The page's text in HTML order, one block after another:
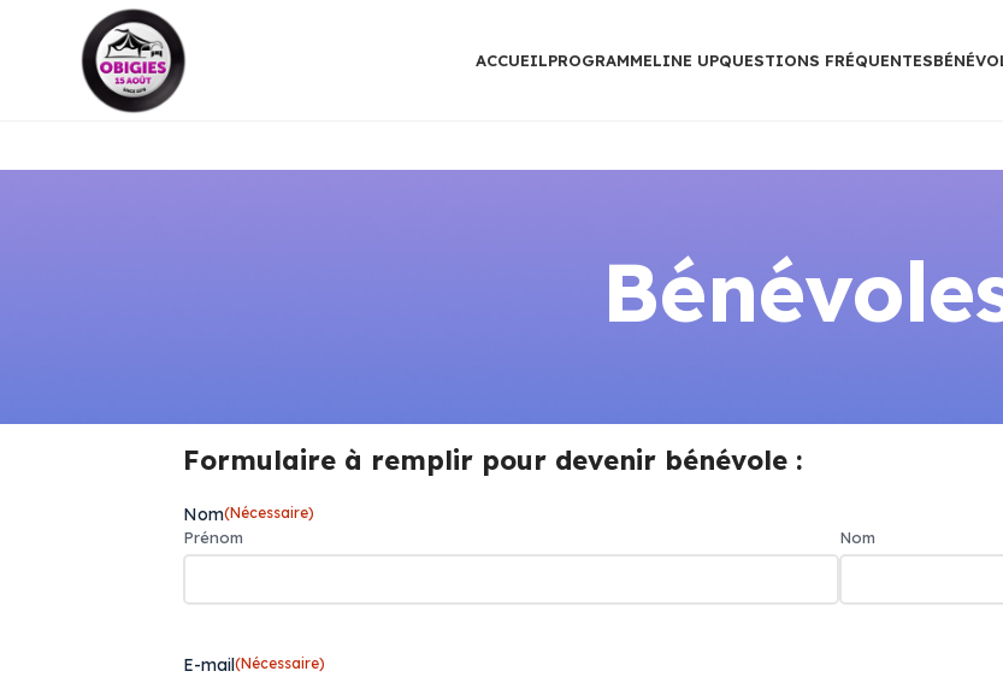
ACCUEILPROGRAMMELINE UPQUESTIONS FRÉQUENTES
Formulaire à remplir pour devenir bénévole :
Nom(Nécessaire)
Prénom Nom
E-mail(Nécessaire)